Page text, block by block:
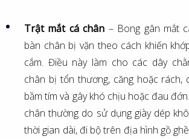
Trật mắt cá chân – Bong gân mắt
bàn chân bị vặn theo cách khiến
cắm. Điều này làm cho các dây
chân bị tổn thương, căng hoặc rách,
bầm tím và gây khó chịu hoặc đau
chân thường do sử dụng giày dép
thời gian dài, đi bộ trên địa hình gồ